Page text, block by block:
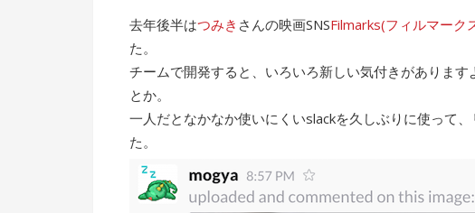
去年後半はつみき さんの映画SNSFilmarks(フィルマーク
た。
チームで開発すると、いろいろ新しい気付きがありま
とか。
一人だとなかなか使いにくいslackを久しぶりに使って
た。